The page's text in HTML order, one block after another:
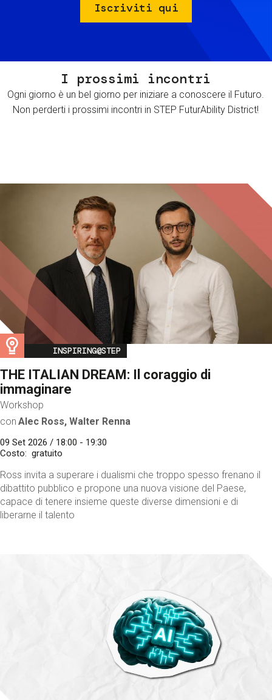
Iscriviti qui
I prossimi incontri
Ogni giorno è un bel giorno per iniziare a conoscere il Futuro.
Non perderti i prossimi incontri in STEP FuturAbility District!
Image
INSPIRING@STEP
THE ITALIAN DREAM: Il coraggio di
immaginare
Workshop
con Alec Ross, Walter Renna
09 Set 2026 / 18:00 - 19:30
Costo
gratuito
Ross invita a superare i dualismi che troppo spesso frenano il
dibattito pubblico e propone una nuova visione del Paese,
capace di tenere insieme queste diverse dimensioni e di
liberarne il talento